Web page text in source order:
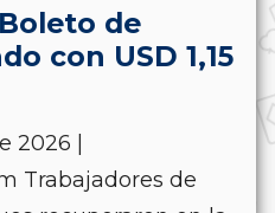
de
con USD 1,15
2026 |
Trabajadores de